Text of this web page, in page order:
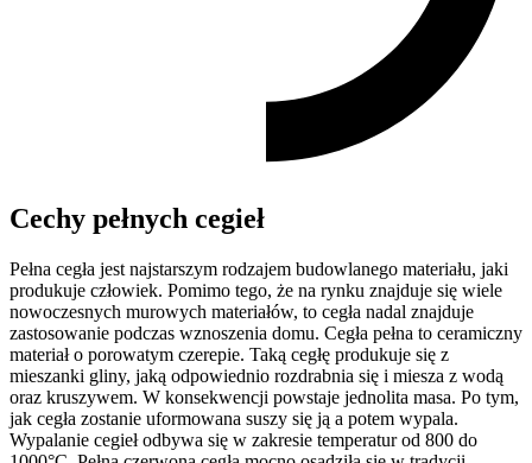
Cechy pełnych cegieł
Pełna cegła jest najstarszym rodzajem budowlanego materiału, jaki
produkuje człowiek. Pomimo tego, że na rynku znajduje się wiele
nowoczesnych murowych materiałów, to cegła nadal znajduje
zastosowanie podczas wznoszenia domu. Cegła pełna to ceramiczny
materiał o porowatym czerepie. Taką cegłę produkuje się z
mieszanki gliny, jaką odpowiednio rozdrabnia się i miesza z wodą
oraz kruszywem. W konsekwencji powstaje jednolita masa. Po tym,
jak cegła zostanie uformowana suszy się ją a potem wypala.
Wypalanie cegieł odbywa się w zakresie temperatur od 800 do